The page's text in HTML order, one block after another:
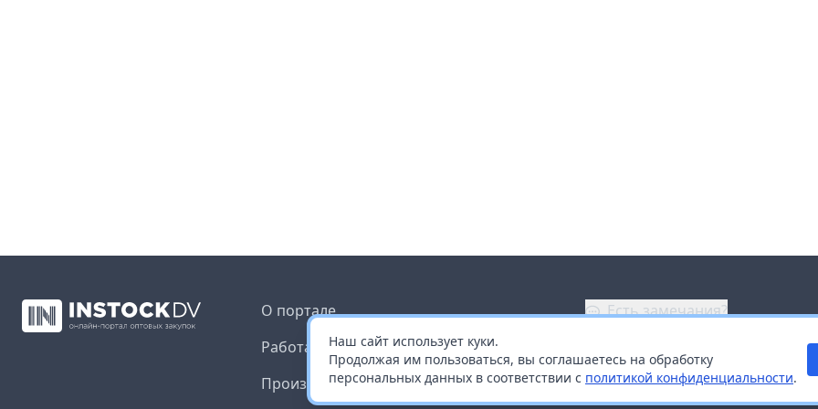
Наш сайт использует куки.
Продолжая им пользоваться, вы соглашаетесь на обработку
персональных данных в соответствии с политикой конфиденциальности.
О портале
Работа с платформой
Производителям и дистрибьюторам
Есть замечания?
Заказать звонок